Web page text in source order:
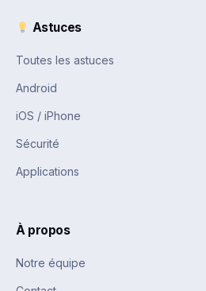
Astuces
Toutes les astuces
Android
iOS / iPhone
Sécurité
Applications
À propos
Notre équipe